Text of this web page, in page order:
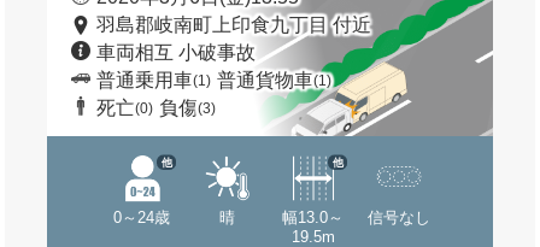
羽島郡岐南町上印食九丁目 付近
車両相互 小破事故
普通乗用車(1) 普通貨物車(1)
死亡(0) 負傷(3)
0～24歳
他
晴
幅13.0～
19.5m
他
信号なし